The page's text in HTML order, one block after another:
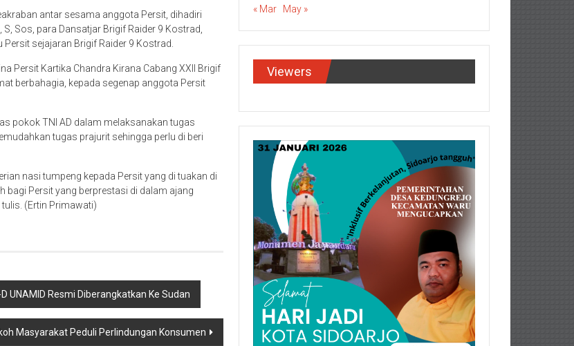
antar sesama anggota Persit, dihadiri
Sos, para Dansatjar Brigif Raider 9 Kostrad,
Persit sejajaran Brigif Raider 9 Kostrad.
Persit Kartika Chandra Kirana Cabang XXII Brigif
berbahagia, kepada segenap anggota Persit
pokok TNI AD dalam melaksanakan tugas
tugas prajurit sehingga perlu di beri
nasi tumpeng kepada Persit yang di tuakan di
bagi Persit yang berprestasi di dalam ajang
(Ertin Primawati)
UNAMID Resmi Diberangkatkan Ke Sudan
Masyarakat Peduli Perlindungan Konsumen
« Mar May »
Viewers